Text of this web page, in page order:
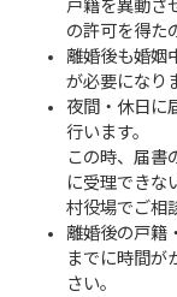
戸籍を異動さ
の許可を得た
離婚後も婚姻
が必要になり
夜間・休日に
行います。
この時、届書
に受理できな
村役場でご相
離婚後の戸籍
までに時間が
さい。